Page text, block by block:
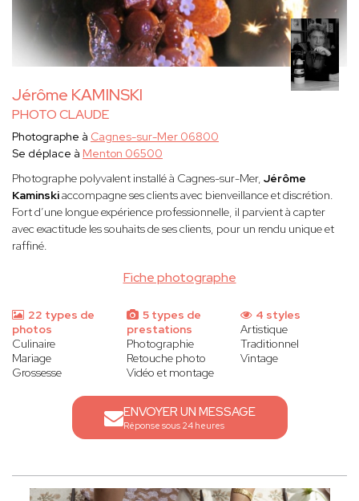
Jérôme KAMINSKI
PHOTO CLAUDE
Fiche photographe
Photographe à Cagnes-sur-Mer 06800
Se déplace à Menton 06500
Photographe polyvalent installé à Cagnes-sur-Mer, Jérôme
Kaminskiaccompagne ses clients avec bienveillance et discrétion.
Fort d’une longue expérience professionnelle, il parvient à capter
avec exactitude les souhaits de ses clients, pour un rendu unique et
raffiné.
22 types de
photos
Culinaire
Mariage
Grossesse
5 types de
prestations
Photographie
Retouche photo
Vidéo et montage
4 styles
Artistique
Traditionnel
Vintage
ENVOYER UN MESSAGE
Réponse sous 24 heures